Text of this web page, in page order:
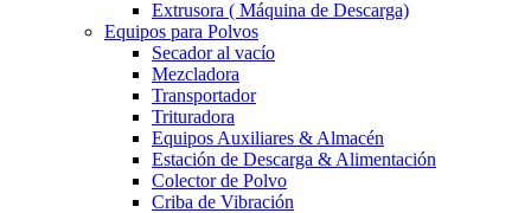
Extrusora ( Máquina de Descarga)
Equipos para Polvos
Secador al vacío
Mezcladora
Transportador
Trituradora
Equipos Auxiliares & Almacén
Estación de Descarga & Alimentación
Colector de Polvo
Criba de Vibración